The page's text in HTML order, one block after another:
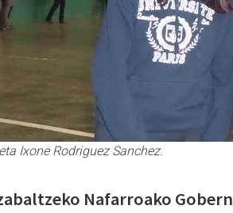
Ixone Rodriguez Sanchez.
Nafarroako